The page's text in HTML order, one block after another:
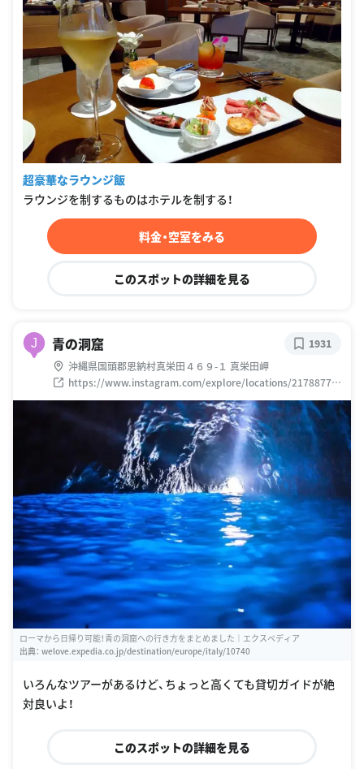
超豪華なラウンジ飯
ラウンジを制するものはホテルを制する！
料金・空室をみる
このスポットの詳細を見る
J 青の洞窟
沖縄県国頭郡恩納村真栄田４６９-１ 真栄田岬
https://www.instagram.com/explore/locations/21788777
9
1931
ローマから日帰り可能！青の洞窟への行き方をまとめました｜エクスペディア
出典： welove.expedia.co.jp/destination/europe/italy/10740
いろんなツアーがあるけど、ちょっと高くても貸切ガイドが絶
対良いよ！
このスポットの詳細を見る